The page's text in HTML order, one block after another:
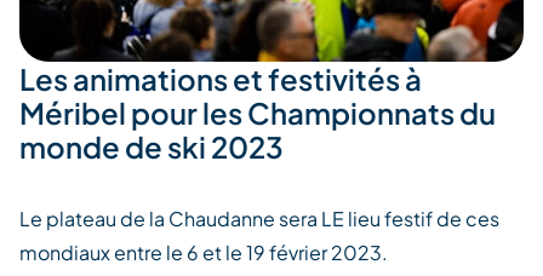
Les animations et festivités à
Méribel pour les Championnats du
monde de ski 2023
Le plateau de la Chaudanne sera LE lieu festif de ces
mondiaux entre le 6 et le 19 février 2023.